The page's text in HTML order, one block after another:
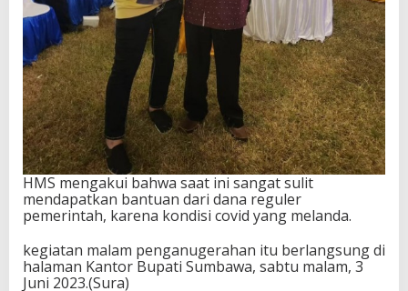
HMS mengakui bahwa saat ini sangat sulit
mendapatkan bantuan dari dana reguler
pemerintah, karena kondisi covid yang melanda.
kegiatan malam penganugerahan itu berlangsung di
halaman Kantor Bupati Sumbawa, sabtu malam, 3
Juni 2023.(Sura)